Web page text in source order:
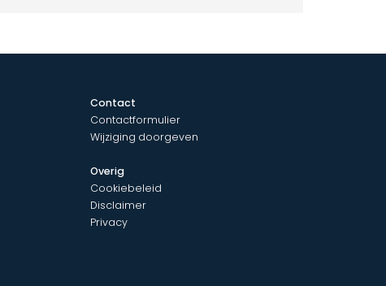
Contact
Contactformulier
Wijziging doorgeven
Overig
Cookiebeleid
Disclaimer
Privacy